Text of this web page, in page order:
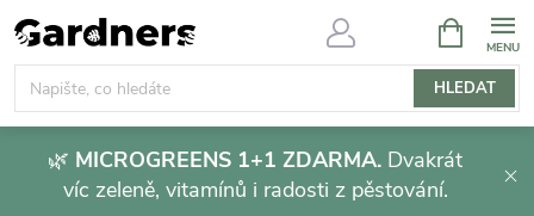
Přejít
na
obsah
HLEDAT
NÁKUPNÍ
KOŠÍK
🌿 MICROGREENS 1+1 ZDARMA. Dvakrát
víc zeleně, vitamínů i radosti z pěstování.